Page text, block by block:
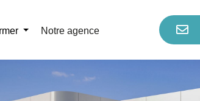
Notre agence